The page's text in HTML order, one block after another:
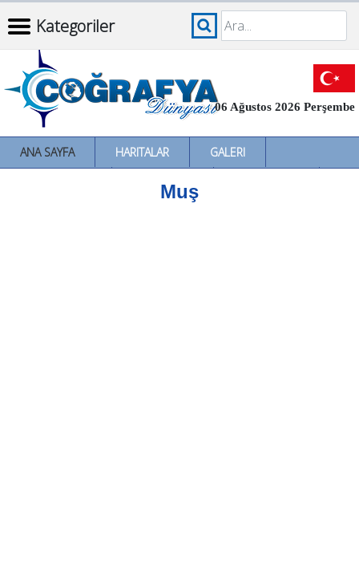
Kategoriler
06 Ağustos 2026 Perşembe
ANA SAYFA HARITALAR
GALERI
SÖZLÜKLER
Muş